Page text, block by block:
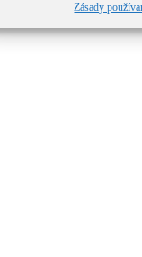
Zásady